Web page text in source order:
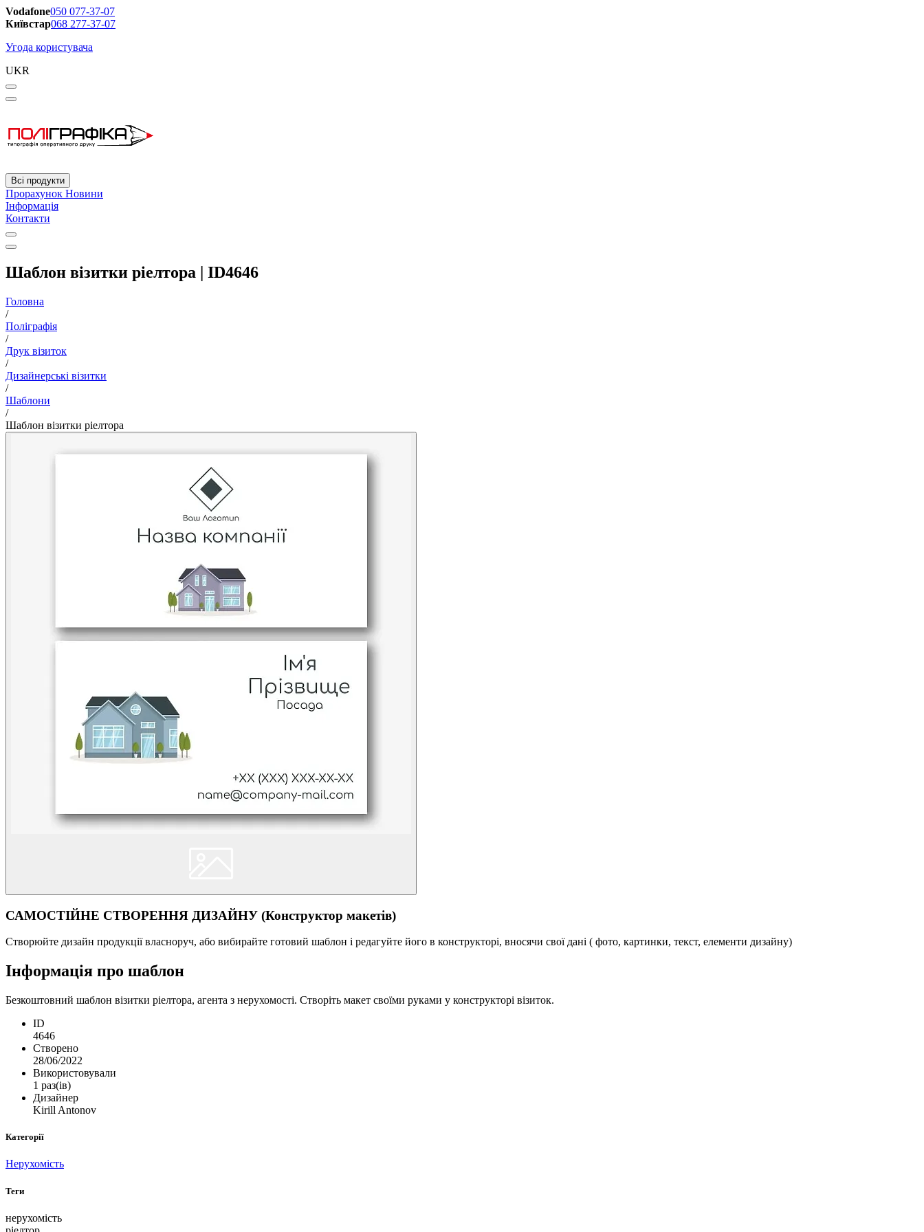
Vodafone050 077-37-07
Київстар068 277-37-07
Угода користувача
UKR
Всі продукти
Прорахунок Новини
Інформація
Контакти
Шаблон візитки ріелтора | ID4646
Головна
/
Поліграфія
/
Друк візиток
/
Дизайнерські візитки
/
Шаблони
/
Шаблон візитки ріелтора
САМОСТІЙНЕ СТВОРЕННЯ ДИЗАЙНУ (Конструктор макетів)
Створюйте дизайн продукції власноруч, або вибирайте готовий шаблон і редагуйте його в конструкторі, вносячи свої дані ( фото, картинки, текст, елементи дизайну)
Інформація про шаблон
Безкоштовний шаблон візитки ріелтора, агента з нерухомості. Створіть макет своїми руками у конструкторі візиток.
ID
4646
Створено
28/06/2022
Використовували
1 раз(ів)
Дизайнер
Kirill Antonov
Категорії
Нерухомість
Теги
нерухомість